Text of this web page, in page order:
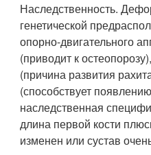
Наследственность.
генетической
опорно-двигательного
(приводит к
(причина развития
(способствует
наследственная
длина первой кости
изменен или сустав